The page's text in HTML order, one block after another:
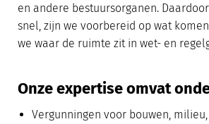
en andere bestuursorganen.
snel, zijn we voorbereid op wat
we waar de ruimte zit in wet- en
Onze expertise omvat
Vergunningen voor bouwen,